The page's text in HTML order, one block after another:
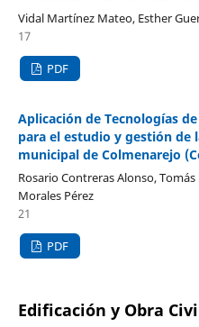
Vidal Martínez Mateo, Esther
17
PDF
Aplicación de Tecnologías
para el estudio y gestión de
municipal de Colmenarejo
Rosario Contreras Alonso,
Morales Pérez
21
PDF
Edificación y Obra